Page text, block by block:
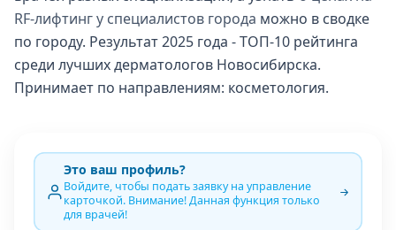
RF-лифтинг у специалистов города можно в сводке
по городу. Результат 2025 года - ТОП-10 рейтинга
среди лучших дерматологов Новосибирска.
Принимает по направлениям: косметология.
Это ваш профиль?
Войдите, чтобы подать заявку на управление
карточкой. Внимание! Данная функция только
для врачей!